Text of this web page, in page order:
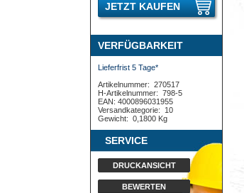
JETZT KAUFEN
VERFÜGBARKEIT
Lieferfrist 5 Tage*
Artikelnummer: 270517
H-Artikelnummer: 798-5
EAN: 4000896031955
Versandkategorie:
10
Gewicht: 0,1800 Kg
SERVICE
DRUCKANSICHT
BEWERTEN